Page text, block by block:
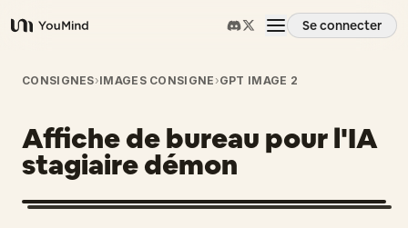
YouMind
Se connecter
Aperçu
Cas d'usage
Compétences
CONSIGNES›IMAGES CONSIGNE ›GPT IMAGE 2
Affiche de bureau pour l'IA
stagiaire démon